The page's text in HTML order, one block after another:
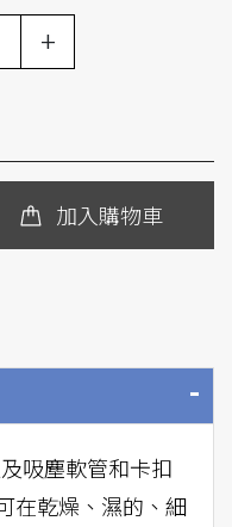
+
加入購物車
吸塵軟管和卡扣
在乾燥、濕的、細